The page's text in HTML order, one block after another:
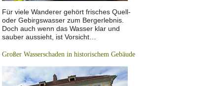
Für viele Wanderer gehört frisches Quell-
oder Gebirgswasser zum Bergerlebnis.
Doch auch wenn das Wasser klar und
sauber aussieht, ist Vorsicht…
Großer Wasserschaden in historischem Gebäude